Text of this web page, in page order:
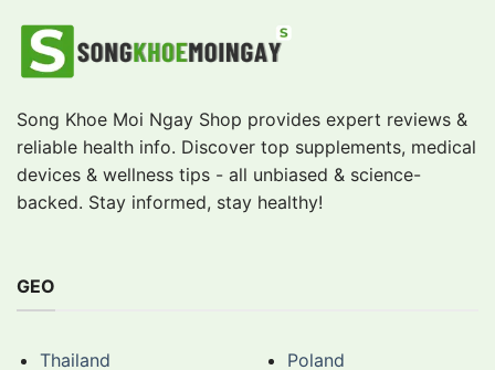
Song Khoe Moi Ngay Shop provides expert reviews &
reliable health info. Discover top supplements, medical
devices & wellness tips - all unbiased & science-
backed. Stay informed, stay healthy!
GEO
Thailand
Poland